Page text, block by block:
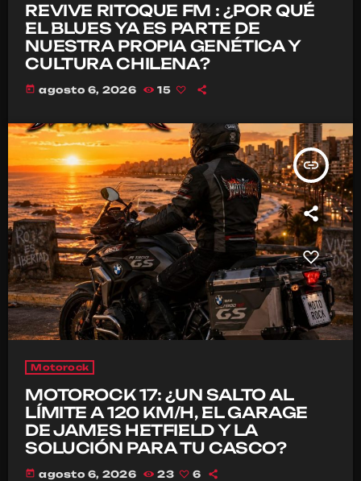
REVIVE RITOQUE FM : ¿POR QUÉ
EL BLUES YA ES PARTE DE
NUESTRA PROPIA GENÉTICA Y
CULTURA CHILENA?
today agosto 6, 2026 15
insert_link
Motorock
MOTOROCK 17: ¿UN SALTO AL
LÍMITE A 120 KM/H, EL GARAGE
DE JAMES HETFIELD Y LA
SOLUCIÓN PARA TU CASCO?
today agosto 6, 2026 23 6